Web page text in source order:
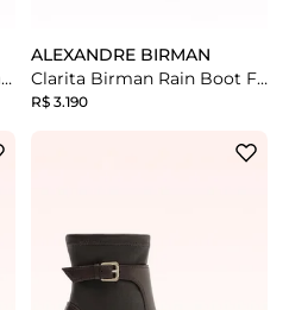
Lolita Birman Tall Boot Flat Black
ALEXANDRE BIRMAN
Clarita Birman Rain Boot Flat Rich Brown
R$ 3.190